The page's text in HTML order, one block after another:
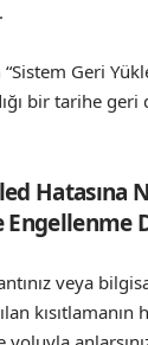
Geri
bir tarihe
Hatasına
Engellenme
veya
kısıtlamanın